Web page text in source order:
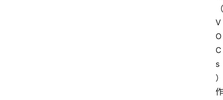
（
V
O
C
s
）
作